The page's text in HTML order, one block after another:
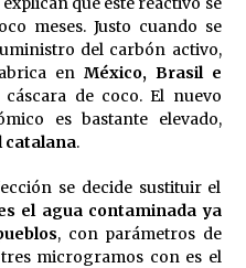
meses. Justo cuando se
del carbón activo,
enMéxico, Brasil e
de coco. El nuevo
es bastante elevado,
catalana.
se decide sustituir el
el agua contaminada ya
, con parámetros de
microgramos con es el